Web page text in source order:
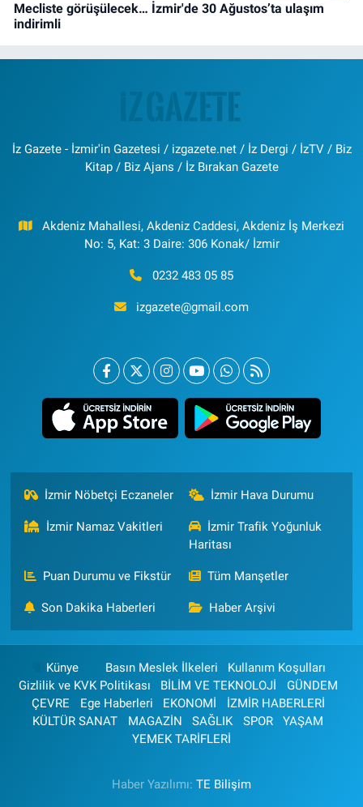
Mecliste görüşülecek… İzmir'de 30 Ağustos’ta ulaşım
indirimli
İz Gazete - İzmir'in Gazetesi / izgazete.net / İz Dergi / İzTV / Biz
Kitap / Biz Ajans / İz Bırakan Gazete
Akdeniz Mahallesi, Akdeniz Caddesi, Akdeniz İş Merkezi
No: 5, Kat: 3 Daire: 306 Konak/ İzmir
0232 483 05 85
izgazete@gmail.com
İzmir Nöbetçi Eczaneler İzmir Hava Durumu
İzmir Namaz Vakitleri
İzmir Trafik Yoğunluk
Haritası
Puan Durumu ve Fikstür Tüm Manşetler
Son Dakika Haberleri Haber Arşivi
Künye Basın Meslek İlkeleri
Kullanım Koşulları
Gizlilik ve KVK Politikası
BİLİM VE TEKNOLOJİ
GÜNDEM
ÇEVRE
Ege Haberleri EKONOMİ
İZMİR HABERLERİ
KÜLTÜR SANAT
MAGAZİN SAĞLIK SPOR
YAŞAM
YEMEK TARİFLERİ
Haber Yazılımı: TE Bilişim